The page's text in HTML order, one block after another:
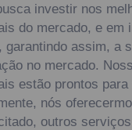
investir nos
do mercado, e em
garantindo assim, a
no mercado.
estão prontos para
nós
outros